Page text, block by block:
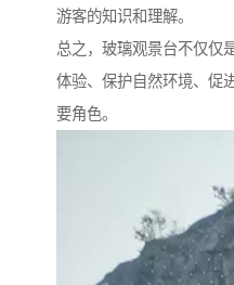
游客的知识和理解。
总之，玻璃观景台不仅仅
体验、保护自然环境、促
要角色。